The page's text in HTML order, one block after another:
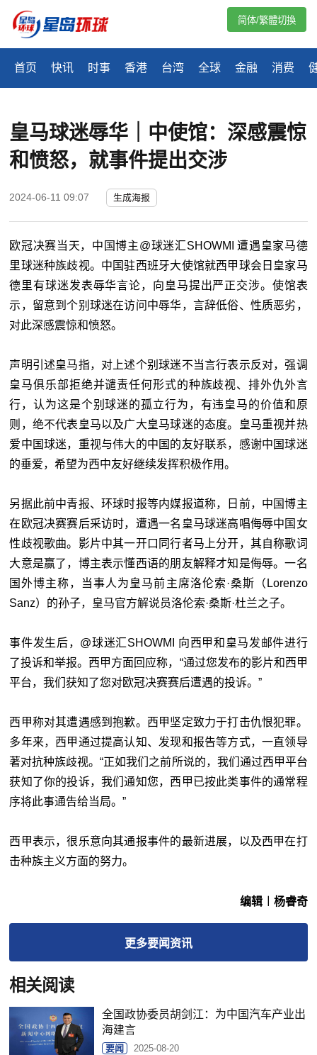
首页 快讯 时事 香港 台湾 全球 金融 消费
简体/繁體切換
皇马球迷辱华｜中使馆：深感震惊
和愤怒，就事件提出交涉
2024-06-11 09:07 生成海报
欧冠决赛当天，中国博主@球迷汇SHOWMI 遭遇皇家马德
里球迷种族歧视。中国驻西班牙大使馆就西甲球会日皇家马
德里有球迷发表辱华言论，向皇马提出严正交涉。使馆表
示，留意到个别球迷在访问中辱华，言辞低俗、性质恶劣，
对此深感震惊和愤怒。
声明引述皇马指，对上述个别球迷不当言行表示反对，强调
皇马俱乐部拒绝并谴责任何形式的种族歧视、排外仇外言
行，认为这是个别球迷的孤立行为，有违皇马的价值和原
则，绝不代表皇马以及广大皇马球迷的态度。皇马重视并热
爱中国球迷，重视与伟大的中国的友好联系，感谢中国球迷
的垂爱，希望为西中友好继续发挥积极作用。
另据此前中青报、环球时报等内媒报道称，日前，中国博主
在欧冠决赛赛后采访时，遭遇一名皇马球迷高唱侮辱中国女
性歧视歌曲。影片中其一开口同行者马上分开，其自称歌词
大意是赢了，博主表示懂西语的朋友解释才知是侮辱。一名
国外博主称，当事人为皇马前主席洛伦索·桑斯（Lorenzo
Sanz）的孙子，皇马官方解说员洛伦索·桑斯·杜兰之子。
事件发生后，@球迷汇SHOWMI 向西甲和皇马发邮件进行
了投诉和举报。西甲方面回应称，“通过您发布的影片和西甲
平台，我们获知了您对欧冠决赛赛后遭遇的投诉。”
西甲称对其遭遇感到抱歉。西甲坚定致力于打击仇恨犯罪。
多年来，西甲通过提高认知、发现和报告等方式，一直领导
著对抗种族歧视。“正如我们之前所说的，我们通过西甲平台
获知了你的投诉，我们通知您，西甲已按此类事件的通常程
序将此事通告给当局。”
西甲表示，很乐意向其通报事件的最新进展，以及西甲在打
击种族主义方面的努力。
编辑︱杨睿奇
更多要闻资讯
相关阅读
全国政协委员胡剑江：为中国汽车产业出
海建言
要闻 2025-08-20